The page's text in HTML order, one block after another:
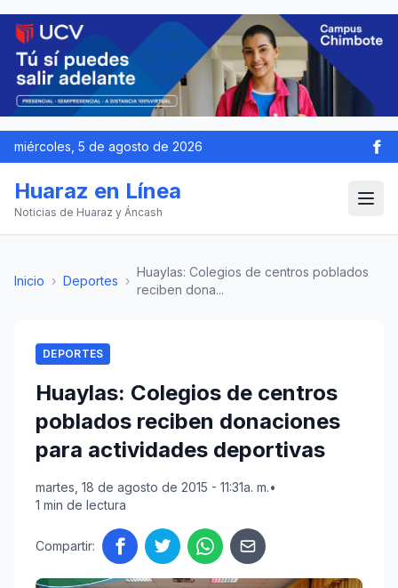
miércoles, 5 de agosto de 2026
Huaraz en Línea
Noticias de Huaraz y Áncash
Inicio › Deportes ›
Huaylas: Colegios de centros poblados
reciben dona...
DEPORTES
Huaylas: Colegios de centros
poblados reciben donaciones
para actividades deportivas
martes, 18 de agosto de 2015 - 11:31a. m.•
1 min de lectura
Compartir: